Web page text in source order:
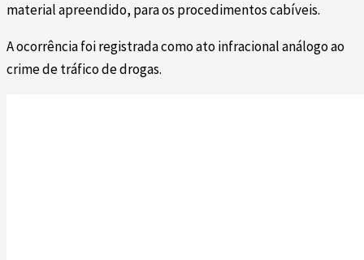
material apreendido, para os procedimentos cabíveis.
A ocorrência foi registrada como ato infracional análogo ao
crime de tráfico de drogas.